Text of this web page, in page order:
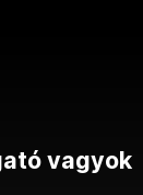
vagyok